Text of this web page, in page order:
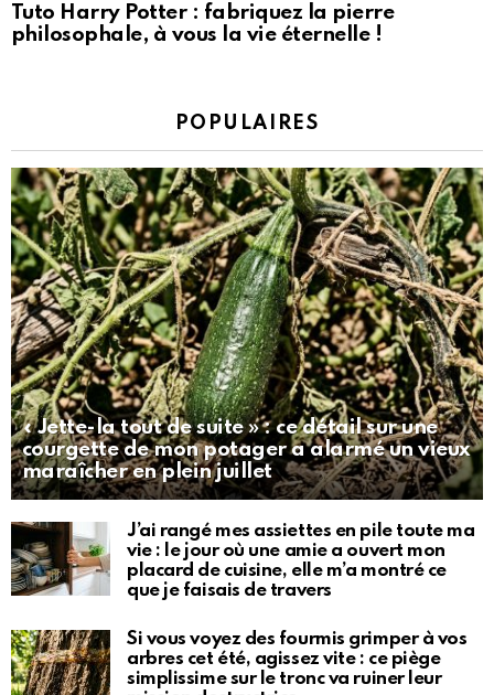
Tuto Harry Potter : fabriquez la pierre
philosophale, à vous la vie éternelle !
POPULAIRES
« Jette-la tout de suite » : ce détail sur une
courgette de mon potager a alarmé un vieux
maraîcher en plein juillet
J’ai rangé mes assiettes en pile toute ma
vie : le jour où une amie a ouvert mon
placard de cuisine, elle m’a montré ce
que je faisais de travers
Si vous voyez des fourmis grimper à vos
arbres cet été, agissez vite : ce piège
simplissime sur le tronc va ruiner leur